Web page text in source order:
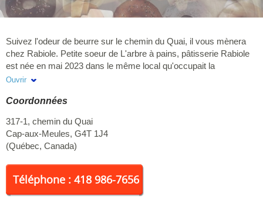
Suivez l'odeur de beurre sur le chemin du Quai, il vous mènera
chez Rabiole. Petite soeur de L'arbre à pains, pâtisserie Rabiole
est née en mai 2023 dans le même local qu'occupait la
boulangerie. Au menu, viennoiseries, biscuits, granola, fougasses
en valeur des richesses du territoire nous tient à coeur (petits
Ouvrir
Coordonnées
317-1, chemin du Quai
Cap-aux-Meules, G4T 1J4
(Québec, Canada)
Téléphone : 418 986-7656